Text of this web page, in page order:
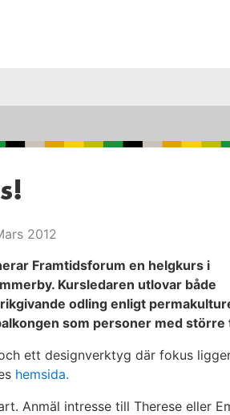
2012
Framtidsforum en helgkurs i
Kursledaren utlovar både
odling enligt
som personer med större
ett designverktyg där fokus
hemsida.
Anmäl intresse till Therese eller